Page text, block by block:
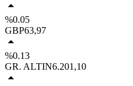
%0.05
GBP63,97
%0.13
GR. ALTIN6.201,10